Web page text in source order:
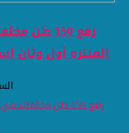
رفع 150
المنتزه أول وثان
السبت 08